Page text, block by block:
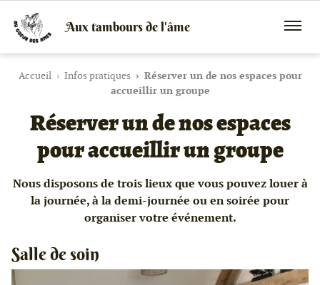
Aux tambours de l'âme
de
chamaniques,
peaux
et
et
peintures
canalisées,
soins
énergétiques,
Accueil Infos pratiques
Réserver un de nos espaces pour
accueillir un groupe
Réserver un de nos espaces
pour accueillir un groupe
Nous disposons de trois lieux que vous pouvez louer à
la journée, à la demi-journée ou en soirée pour
organiser votre événement.
Salle de soin